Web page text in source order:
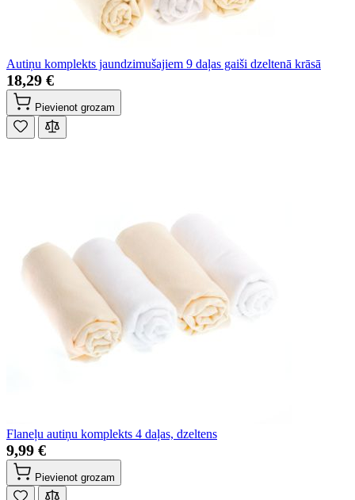
Autiņu komplekts jaundzimušajiem 9 daļas gaiši dzeltenā krāsā
18,29 €
Pievienot grozam
Flaneļu autiņu komplekts 4 daļas, dzeltens
9,99 €
Pievienot grozam